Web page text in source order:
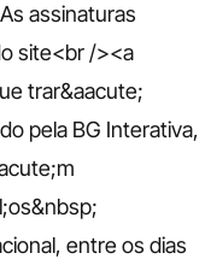
assinaturas
site<br /><a
trar&aacute;
pela BG Interativa,
entre os dias